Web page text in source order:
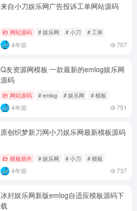
来自小刀娱乐网广告投诉工单网站源码
网站源码 # 娱乐网 # 小刀 # 工单
4年前 707
Q友资源网模板 一款最新的emlog娱乐网
源码
网站源码 # emlog # 娱乐网 # 模板
4年前 751
原创织梦新刀网小刀娱乐网最新模板源码
模板插件 # 娱乐网 # 小刀 # 模板
4年前 737
冰封娱乐网新版emlog自适应模板源码下
载